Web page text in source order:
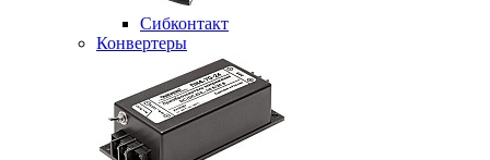
Сибконтакт
Конвертеры